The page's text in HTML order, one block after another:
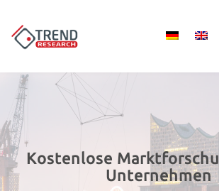
Kostenlose
Unternehmen